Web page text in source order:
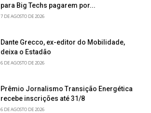
para Big Techs pagarem por...
7 DE AGOSTO DE 2026
Dante Grecco, ex-editor do Mobilidade,
deixa o Estadão
6 DE AGOSTO DE 2026
Prêmio Jornalismo Transição Energética
recebe inscrições até 31/8
6 DE AGOSTO DE 2026